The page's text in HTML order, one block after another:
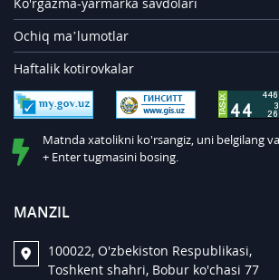
Ochiq ma’lumotlar
Haftalik kotirovkalar
Matnda xatolikni ko'rsangiz, uni belgilang
+ Enter tugmasini bosing.
MANZIL
100022, O'zbekiston Respublikasi,
Toshkent shahri, Bobur ko'chasi 77